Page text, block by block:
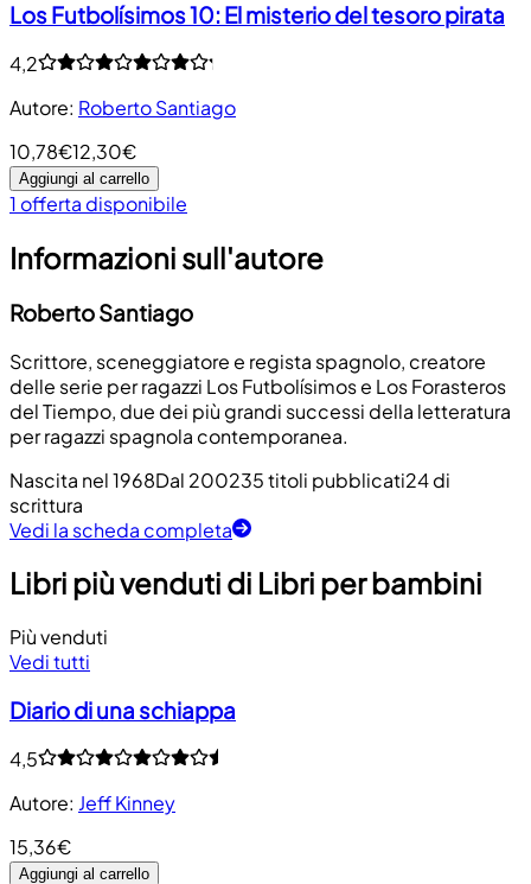
Los Futbolísimos 10: El misterio del tesoro pirata
4,2
Autore: Roberto Santiago
10,78€12,30€
Aggiungi al carrello
1 offerta disponibile
Informazioni sull'autore
Roberto Santiago
Scrittore, sceneggiatore e regista spagnolo, creatore
delle serie per ragazzi Los Futbolísimos e Los Forasteros
del Tiempo, due dei più grandi successi della letteratura
per ragazzi spagnola contemporanea.
Nascita nel 1968Dal 200235 titoli pubblicati24 di
scrittura
Vedi la scheda completa
Libri più venduti di Libri per bambini
Più venduti
Vedi tutti
Diario di una schiappa
4,5
Autore: Jeff Kinney
15,36€
Aggiungi al carrello